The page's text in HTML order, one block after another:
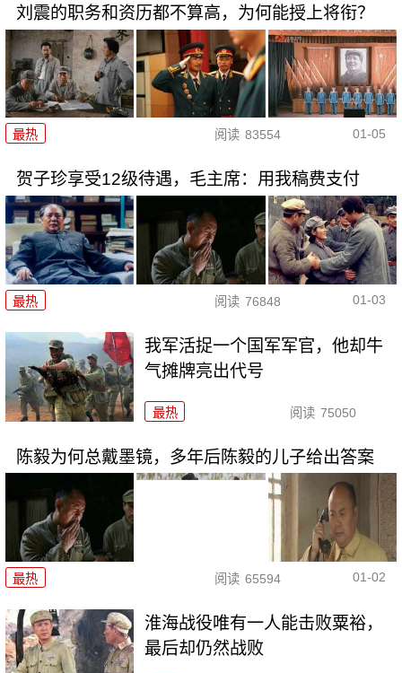
刘震的职务和资历都不算高，为何能授上将衔？
最热 阅读 83554 01-05
贺子珍享受12级待遇，毛主席：用我稿费支付
最热 阅读 76848 01-03
我军活捉一个国军军官，他却牛
气摊牌亮出代号
最热 阅读 75050
陈毅为何总戴墨镜，多年后陈毅的儿子给出答案
最热 阅读 65594 01-02
淮海战役唯有一人能击败粟裕，
最后却仍然战败